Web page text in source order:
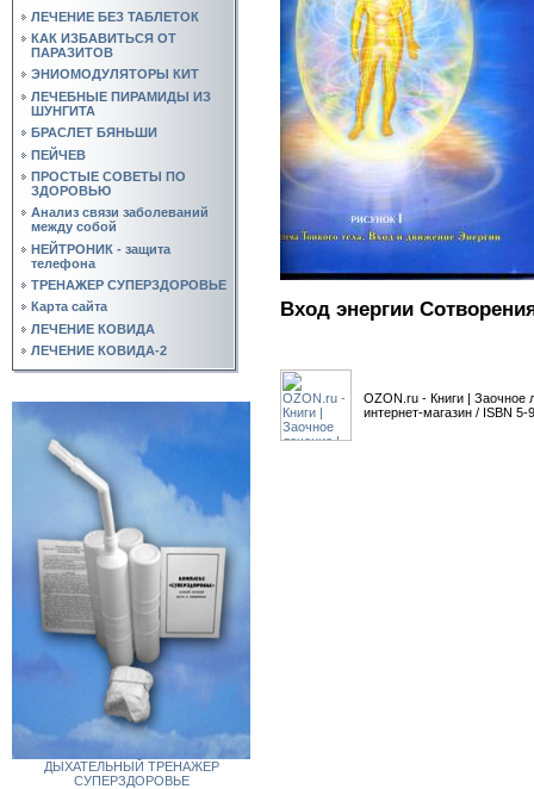
ЛЕЧЕНИЕ БЕЗ ТАБЛЕТОК
КАК ИЗБАВИТЬСЯ ОТ
ПАРАЗИТОВ
ЭНИОМОДУЛЯТОРЫ КИТ
ЛЕЧЕБНЫЕ ПИРАМИДЫ ИЗ
ШУНГИТА
БРАСЛЕТ БЯНЬШИ
ПЕЙЧЕВ
ПРОСТЫЕ СОВЕТЫ ПО
ЗДОРОВЬЮ
Анализ связи заболеваний
между собой
НЕЙТРОНИК - защита
телефона
ТРЕНАЖЕР СУПЕРЗДОРОВЬЕ
Карта сайта
ЛЕЧЕНИЕ КОВИДА
ЛЕЧЕНИЕ КОВИДА-2
ДЫХАТЕЛЬНЫЙ ТРЕНАЖЕР
СУПЕРЗДОРОВЬЕ
Вход энергии
OZON.ru - Книги | Заочное
интернет-магазин / ISBN